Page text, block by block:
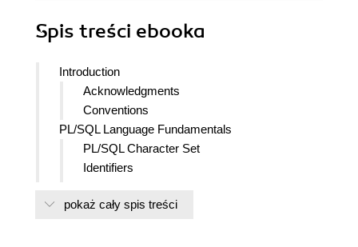
Spis treści ebooka
Introduction
Acknowledgments
Conventions
PL/SQL Language Fundamentals
PL/SQL Character Set
Identifiers
Numeric Literals
pokaż cały spis treści